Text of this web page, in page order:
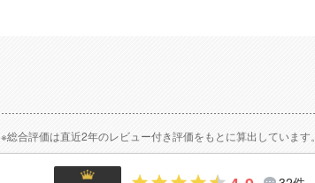
※総合評価は直近2年のレビュー付き評価をもとに算出しています。